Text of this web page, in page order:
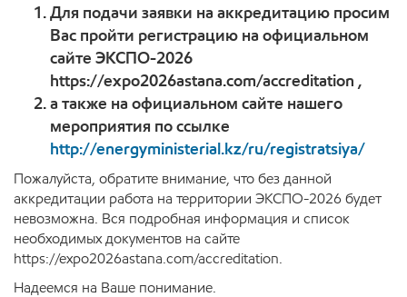
Для подачи заявки на аккредитацию просим
Вас пройти регистрацию на официальном
сайте ЭКСПО-2026
https://expo2026astana.com/accreditation ,
а также на официальном сайте нашего
мероприятия по ссылке
http://energyministerial.kz/ru/registratsiya/
Пожалуйста, обратите внимание, что без данной
аккредитации работа на территории ЭКСПО-2026 будет
невозможна. Вся подробная информация и список
необходимых документов на сайте
https://expo2026astana.com/accreditation.
Надеемся на Ваше понимание.